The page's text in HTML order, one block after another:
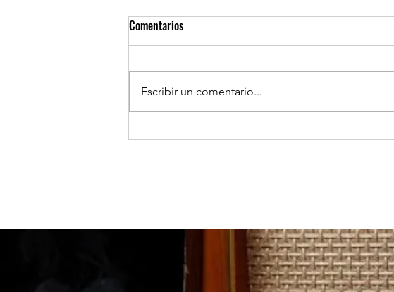
TOCOPILLA: Huanillo sur ilumina
Comentarios
Escribir un comentario...